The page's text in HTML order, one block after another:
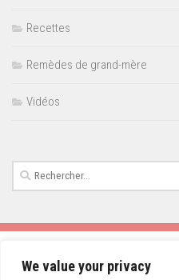
We value your privacy
Recettes
Remèdes de grand-mère
Vidéos
Rechercher :